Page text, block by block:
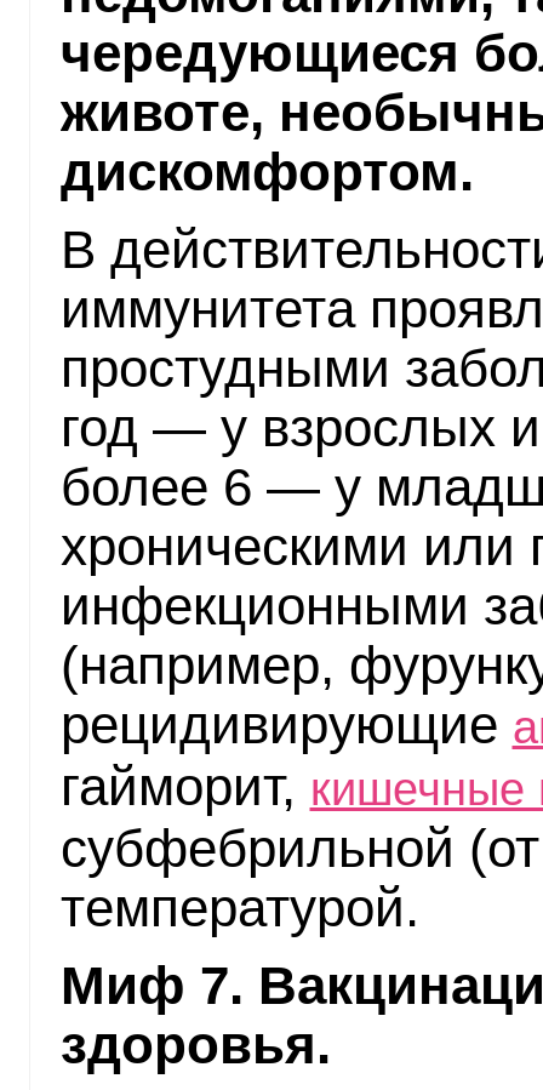
чередующиеся
животе,
дискомфортом.
В
иммунитета
простудными
год — у взрослых
более 6 — у
хроническими
инфекционными
(например,
рецидивирующие
гайморит, кишечные
субфебрильной
температурой.
Миф 7.
здоровья.